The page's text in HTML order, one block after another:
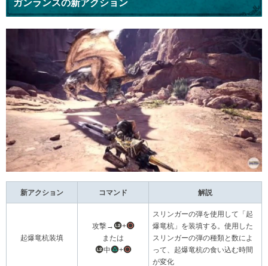
ガンランスの新アクション
新アクション コマンド 解説
起爆竜杭装填
攻撃→
+
または
中
+
スリンガーの弾を使用して「起
爆竜杭」を装填する。使用した
スリンガーの弾の種類と数によ
って、起爆竜杭の食い込む時間
が変化